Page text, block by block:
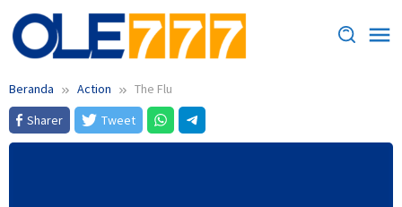
Loncat
ke
konten
Beranda Action
The Flu
Sharer
Tweet